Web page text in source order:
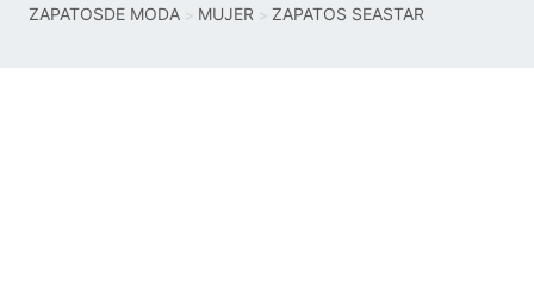
ZAPATOSDE MODA MUJER ZAPATOS SEASTAR